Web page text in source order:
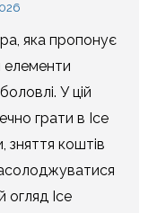
яка пропонує
елементи
У цій
грати в Ice
зняття коштів
огляд Ice